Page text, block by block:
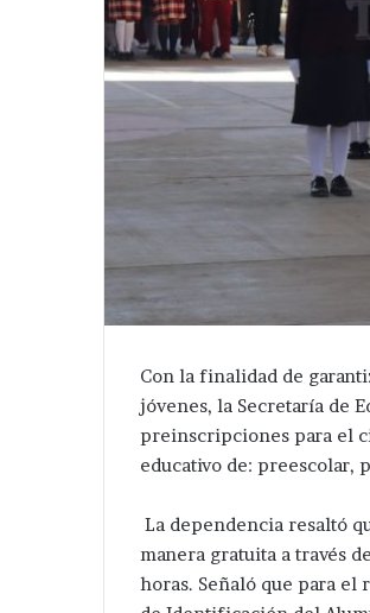
Con la finalidad de
jóvenes, la Secretaría de
preinscripciones para el
educativo de: preescolar,
La dependencia resaltó
manera gratuita a través
horas. Señaló que para